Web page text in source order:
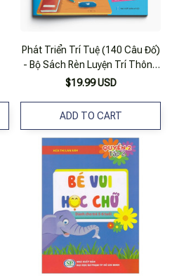
Phát Triển Trí Tuệ (140 Câu Đố)
- Bộ Sách Rèn Luyện Trí Thông
Minh - Dành Cho Trẻ 5-6 Tuổi
$19.99 USD
ADD TO CART